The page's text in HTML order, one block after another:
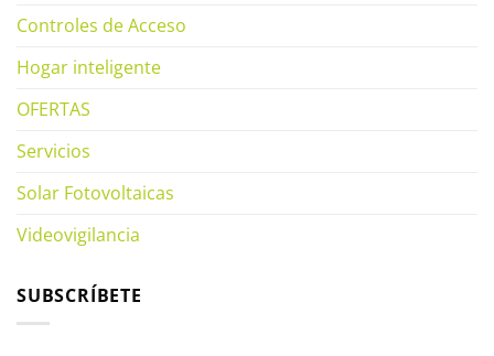
Controles de Acceso
Hogar inteligente
OFERTAS
Servicios
Solar Fotovoltaicas
Videovigilancia
SUBSCRÍBETE